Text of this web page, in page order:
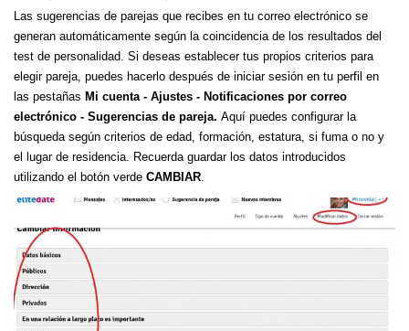
Las sugerencias de parejas que recibes en tu correo electrónico se
generan automáticamente según la coincidencia de los resultados del
test de personalidad. Si deseas establecer tus propios criterios para
elegir pareja, puedes hacerlo después de iniciar sesión en tu perfil en
las pestañas Mi cuenta - Ajustes - Notificaciones por correo
electrónico - Sugerencias de pareja. Aquí puedes configurar la
búsqueda según criterios de edad, formación, estatura, si fuma o no y
el lugar de residencia. Recuerda guardar los datos introducidos
utilizando el botón verde CAMBIAR.